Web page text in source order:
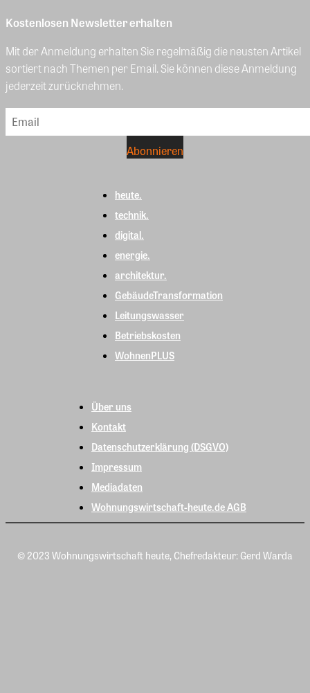
Kostenlosen Newsletter erhalten
Mit der Anmeldung erhalten Sie regelmäßig die neusten Artikel
sortiert nach Themen per Email. Sie können diese Anmeldung
jederzeit zurücknehmen.
heute.
technik.
digital.
energie.
architektur.
GebäudeTransformation
Leitungswasser
Betriebskosten
WohnenPLUS
Über uns
Kontakt
Datenschutzerklärung (DSGVO)
Impressum
Mediadaten
Wohnungswirtschaft-heute.de AGB
© 2023 Wohnungswirtschaft heute, Chefredakteur: Gerd Warda